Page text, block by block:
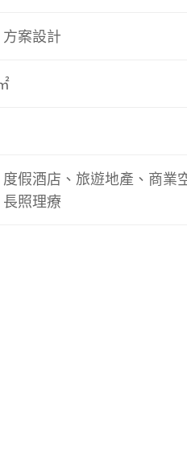
案設計
假酒店、旅遊地產、商業
照理療